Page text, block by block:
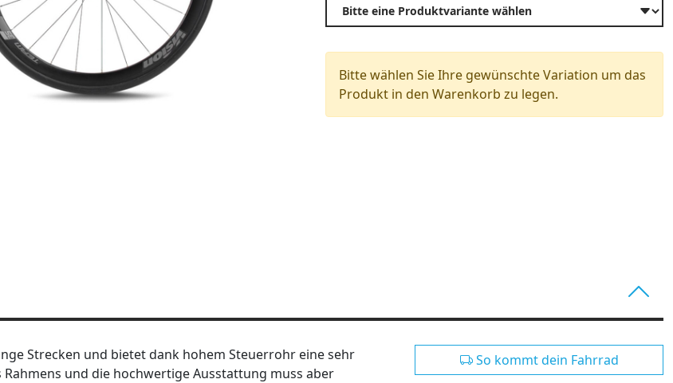
Bitte wählen Sie Ihre gewünschte Variation um das
Produkt in den Warenkorb zu legen.
Strecken und bietet dank hohem Steuerrohr eine sehr
und die hochwertige Ausstattung muss aber
So kommt dein Fahrrad